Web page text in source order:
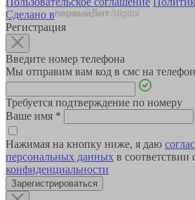
Сделано в
Регистрация
Введите номер телефона
Мы отправим вам код в смс на
Требуется подтверждение по номеру
Ваше имя *
Нажимая на кнопку ниже, я даю
персональных данных в соответствии
конфиденциальности
Зарегистрироваться